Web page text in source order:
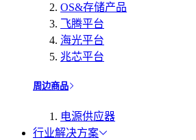
OS&存储产品
飞腾平台
海光平台
兆芯平台
周边商品
电源供应器
行业解决方案